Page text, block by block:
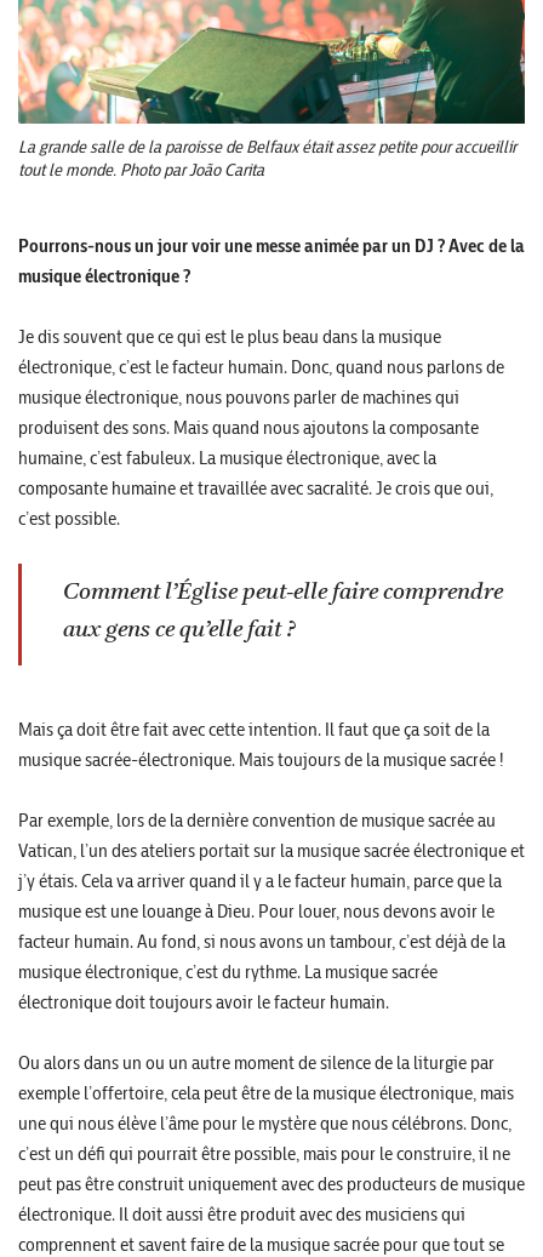
La grande salle de la paroisse de Belfaux était assez petite pour accueillir
tout le monde. Photo par João Carita
Pourrons-nous un jour voir une messe animée par un DJ ? Avec de la
musique électronique ?
Je dis souvent que ce qui est le plus beau dans la musique
électronique, c’est le facteur humain. Donc, quand nous parlons de
musique électronique, nous pouvons parler de machines qui
produisent des sons. Mais quand nous ajoutons la composante
humaine, c’est fabuleux. La musique électronique, avec la
composante humaine et travaillée avec sacralité. Je crois que oui,
c’est possible.
Comment l’Église peut-elle faire comprendre
aux gens ce qu’elle fait ?
Mais ça doit être fait avec cette intention. Il faut que ça soit de la
musique sacrée-électronique. Mais toujours de la musique sacrée !
Par exemple, lors de la dernière convention de musique sacrée au
Vatican, l’un des ateliers portait sur la musique sacrée électronique et
j’y étais. Cela va arriver quand il y a le facteur humain, parce que la
musique est une louange à Dieu. Pour louer, nous devons avoir le
facteur humain. Au fond, si nous avons un tambour, c’est déjà de la
musique électronique, c’est du rythme. La musique sacrée
électronique doit toujours avoir le facteur humain.
Ou alors dans un ou un autre moment de silence de la liturgie par
exemple l’offertoire, cela peut être de la musique électronique, mais
une qui nous élève l’âme pour le mystère que nous célébrons. Donc,
c’est un défi qui pourrait être possible, mais pour le construire, il ne
peut pas être construit uniquement avec des producteurs de musique
électronique. Il doit aussi être produit avec des musiciens qui
comprennent et savent faire de la musique sacrée pour que tout se